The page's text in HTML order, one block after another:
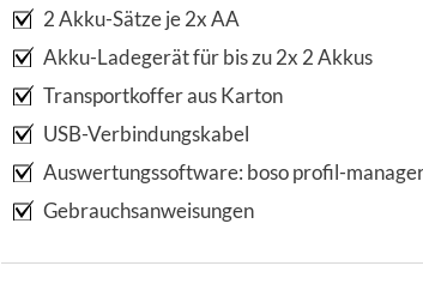
2 Akku-Sätze je 2x AA
Akku-Ladegerät für bis zu 2x 2 Akkus
Transportkoffer aus Karton
USB-Verbindungskabel
Auswertungssoftware: boso profil-
Gebrauchsanweisungen